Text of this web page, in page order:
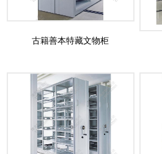
古籍善本特藏文物柜